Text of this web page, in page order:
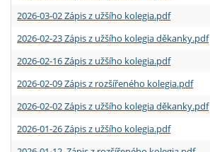
2026-03-02 Zápis z užšího kolegia.pdf
2026-02-23 Zápis z užšího kolegia děkanky.pdf
2026-02-16 Zápis z užšího kolegia.pdf
2026-02-09 Zápis z rozšířeného kolegia.pdf
2026-02-02 Zápis z užšího kolegia děkanky.pdf
2026-01-26 Zápis z užšího kolegia.pdf